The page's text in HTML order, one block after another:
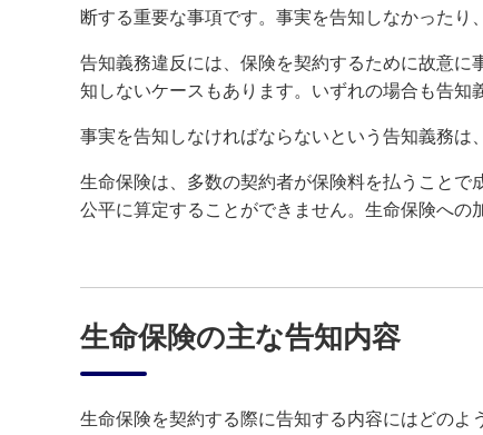
断する重要な事項です。事実を告知しなかったり
告知義務違反には、保険を契約するために故意
知しないケースもあります。いずれの場合も告知
事実を告知しなければならないという告知義務は
生命保険は、多数の契約者が保険料を払うこと
公平に算定することができません。生命保険への
生命保険の主な告知内容
生命保険を契約する際に告知する内容にはどの